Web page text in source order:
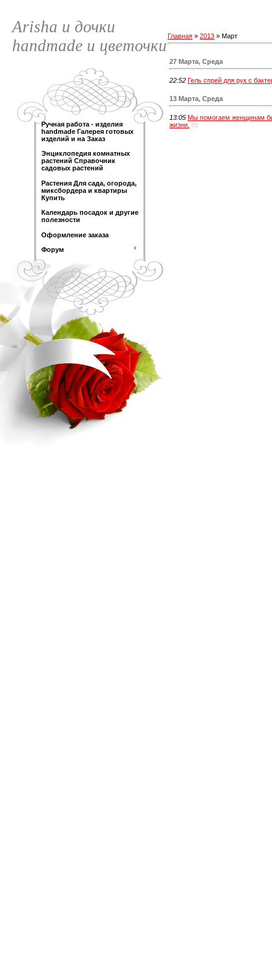
Arisha и дочки
handmade и цветочки
Ручная работа - изделия
handmade Галерея готовых
изделий и на Заказ
Энциклопедия комнатных
растений Справочник
садовых растений
Растения Для сада, огорода,
миксбордера и квартиры
Купить
Календарь посадок и другие
полезности
Оформление заказа
Форум
Главная » 2013 » Март
27 Марта, Среда
22:52 Гель спрей для рук с
13 Марта, Среда
13:05 Мы помогаем женщинам
жизни. (0)